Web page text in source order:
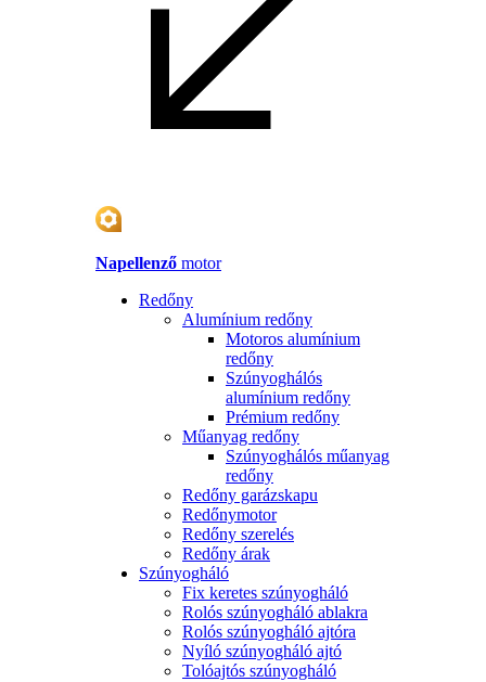
Napellenző motor
Redőny
Alumínium redőny
Motoros alumínium
redőny
Szúnyoghálós
alumínium redőny
Prémium redőny
Műanyag redőny
Szúnyoghálós műanyag
redőny
Redőny garázskapu
Redőnymotor
Redőny szerelés
Redőny árak
Szúnyogháló
Fix keretes szúnyogháló
Rolós szúnyogháló ablakra
Rolós szúnyogháló ajtóra
Nyíló szúnyogháló ajtó
Tolóajtós szúnyogháló